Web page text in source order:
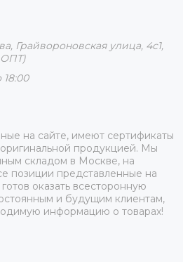
, Грайвороновская улица, 4с1,
ОПТ)
на сайте, имеют сертификаты
оригинальной продукцией. Мы
складом в Москве, на
позиции представленные на
оказать всесторонную
и будущим клиентам,
информацию о товарах!